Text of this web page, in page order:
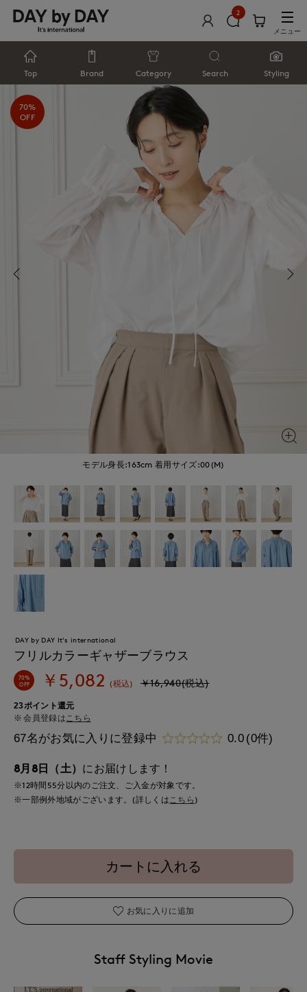
2
メニュー
Top Brand Category Search Styling
モデル身長:163cm 着用サイズ:00(M)
70%
OFF
DAY by DAY It's international
フリルカラーギャザーブラウス
70%
OFF ￥5,082 (税込) ￥16,940(税込)
23ポイント還元
会員登録はこちら
67名がお気に入りに登録中 0.0 (0件)
8月8日（土） にお届けします！
※12時間 55分以内のご注文、ご入金が対象です。
※一部例外地域がございます。(詳しくは こちら )
カートに入れる
お気に入りに追加
Staff Styling Movie